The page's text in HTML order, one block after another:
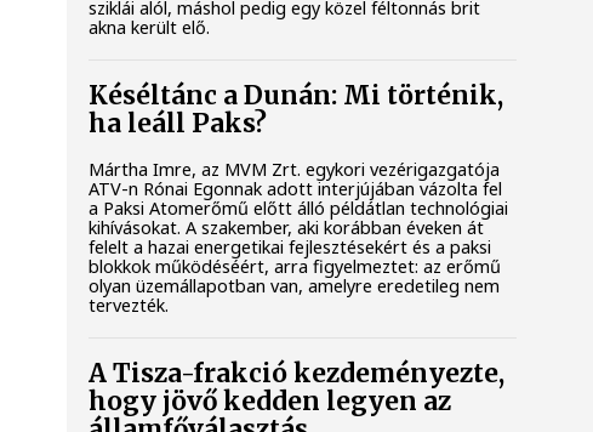
sziklái alól, máshol pedig egy közel féltonnás brit
akna került elő.
Késéltánc a Dunán: Mi történik,
ha leáll Paks?
Mártha Imre, az MVM Zrt. egykori vezérigazgatója
ATV-n Rónai Egonnak adott interjújában vázolta fel
a Paksi Atomerőmű előtt álló példátlan technológiai
kihívásokat. A szakember, aki korábban éveken át
felelt a hazai energetikai fejlesztésekért és a paksi
blokkok működéséért, arra figyelmeztet: az erőmű
olyan üzemállapotban van, amelyre eredetileg nem
tervezték.
A Tisza-frakció kezdeményezte,
hogy jövő kedden legyen az